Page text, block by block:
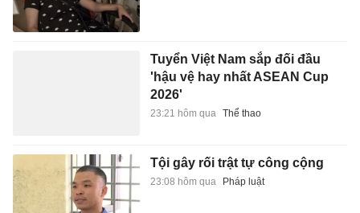
Tuyển Việt Nam sắp đối đầu
'hậu vệ hay nhất ASEAN Cup
2026'
23:21 hôm qua Thể thao
Tội gây rối trật tự công cộng
23:08 hôm qua Pháp luật